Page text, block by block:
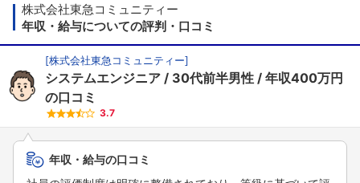
株式会社東急コミュニティー
年収・給与についての評判・口コミ
[株式会社東急コミュニティー]
システムエンジニア 30代前半男性
年収400万円
の口コミ
3.7
年収・給与の口コミ